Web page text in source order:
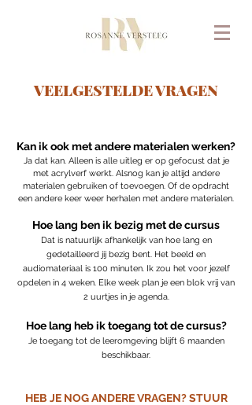
VEELGESTELDE VRAGEN
Kan ik ook met andere materialen werken?
Ja dat kan. Alleen is alle uitleg er op gefocust dat je
met acrylverf werkt. Alsnog kan je altijd andere
materialen gebruiken of toevoegen. Of de opdracht
een andere keer weer herhalen met andere materialen.
Hoe lang ben ik bezig met de cursus
Dat is natuurlijk afhankelijk van hoe lang en
gedetailleerd jij bezig bent. Het beeld en
audiomateriaal is 100 minuten. Ik zou het voor jezelf
opdelen in 4 weken. Elke week plan je een blok vrij van
2 uurtjes in je agenda.
Hoe lang heb ik toegang tot de cursus?
Je toegang tot de leeromgeving blijft 6 maanden
beschikbaar.
HEB JE NOG ANDERE VRAGEN? STUUR